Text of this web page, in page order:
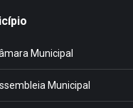
Municipal
Municipal